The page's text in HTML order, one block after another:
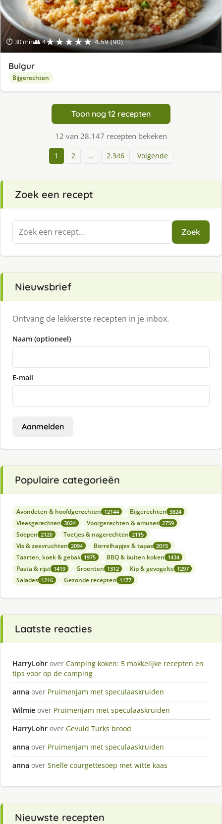
⏱ 30 min👥 4★★★★★ 4.59 (90)
Bulgur
Bijgerechten
Toon nog 12 recepten
12 van 28.147 recepten bekeken
1 2 … 2.346 Volgende
Zoek een recept
Zoeken
naar:
Zoek
Nieuwsbrief
Ontvang de lekkerste recepten in je inbox.
Naam (optioneel)
E-mail
Aanmelden
Populaire categorieën
Avondeten & hoofdgerechten 12144 Bijgerechten 3824
Vleesgerechten 3024 Voorgerechten & amuses 2759
Soepen 2120 Toetjes & nagerechten 2115
Vis & zeevruchten 2094 Borrelhapjes & tapas 2015
Taarten, koek & gebak 1975 BBQ & buiten koken 1434
Pasta & rijst 1419 Groenten 1312 Kip & gevogelte 1297
Salades 1216 Gezonde recepten 1177
Laatste reacties
HarryLohr over Camping koken: 5 makkelijke recepten en
tips voor op de camping
anna over Pruimenjam met speculaaskruiden
Wilmie over Pruimenjam met speculaaskruiden
HarryLohr over Gevuld Turks brood
anna over Pruimenjam met speculaaskruiden
anna over Snelle courgettesoep met witte kaas
Nieuwste recepten